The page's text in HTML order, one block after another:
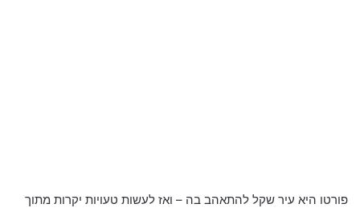
פורטו היא עיר שקל להתאהב בה – ואז לעשות טעויות יקרות מתוך